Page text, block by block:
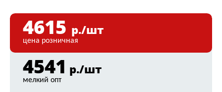
4615 р./шт
цена розничная
4541 р./шт
мелкий опт